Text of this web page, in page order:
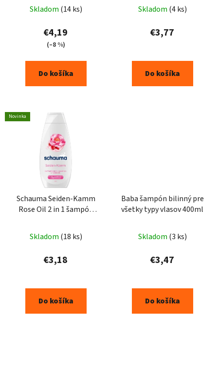
Skladom (14 ks)
€4,19
(–8 %)
Do košíka
Skladom (4 ks)
€3,77
Do košíka
Novinka
Schauma Seiden-Kamm
Rose Oil 2 in 1 šampón
Skladom (18 ks)
€3,18
Do košíka
Baba šampón bilinný pre
všetky typy vlasov 400ml
Skladom (3 ks)
€3,47
Do košíka